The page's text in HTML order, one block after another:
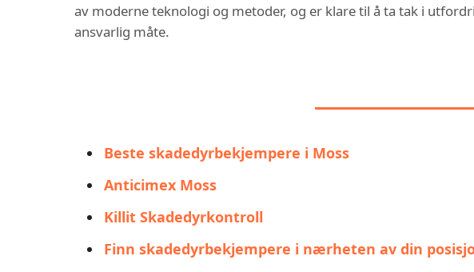
av moderne teknologi og metoder, og er klare til å ta tak i
ansvarlig måte.
Beste skadedyrbekjempere i Moss
Anticimex Moss
Killit Skadedyrkontroll
Finn skadedyrbekjempere i nærheten av din